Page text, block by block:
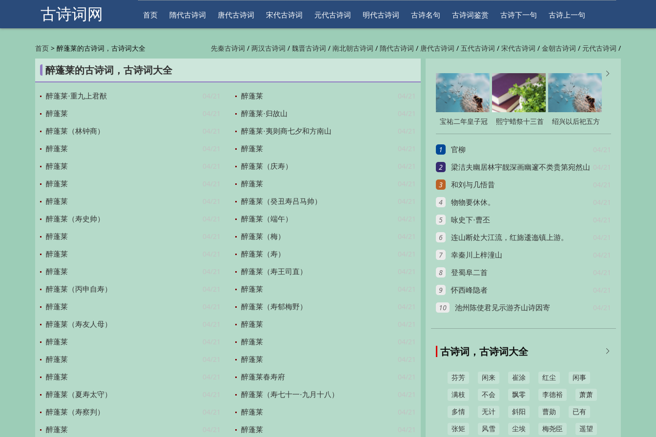
古诗词网 首页 隋代古诗词 唐代古诗词 宋代古诗词 元代古诗词 明代古诗词 古诗名句 古诗词鉴赏 古诗下一句 古诗上一句
先秦古诗词 / 两汉古诗词 / 魏晋古诗词 / 南北朝古诗词 / 隋代古诗词 / 唐代古诗词 / 五代古诗词 / 宋代古诗词 / 金朝古诗词 / 元代古诗词 /
明代古诗词/清代古诗词/近现代古诗词/古诗名句/古诗词鉴赏/古诗下一句/古诗上一句/
首页 > 醉蓬莱的古诗词，古诗词大全
醉蓬莱的古诗词，古诗词大全
04/21
醉蓬莱·重九上君猷 04/21
醉蓬莱
04/21
醉蓬莱 04/21
醉蓬莱·归故山
04/21
醉蓬莱（林钟商） 04/21
醉蓬莱·夷则商七夕和方南山
04/21
醉蓬莱 04/21
醉蓬莱
04/21
醉蓬莱 04/21
醉蓬莱（庆寿）
04/21
醉蓬莱 04/21
醉蓬莱
04/21
醉蓬莱 04/21
醉蓬莱（癸丑寿吕马帅）
04/21
醉蓬莱（寿史帅） 04/21
醉蓬莱（端午）
04/21
醉蓬莱 04/21
醉蓬莱（梅）
04/21
醉蓬莱 04/21
醉蓬莱（寿）
04/21
醉蓬莱 04/21
醉蓬莱（寿王司直）
04/21
醉蓬莱（丙申自寿） 04/21
醉蓬莱
04/21
醉蓬莱 04/21
醉蓬莱（寿郁梅野）
04/21
醉蓬莱（寿友人母） 04/21
醉蓬莱
04/21
醉蓬莱 04/21
醉蓬莱
04/21
醉蓬莱 04/21
醉蓬莱
04/21
醉蓬莱 04/21
醉蓬莱春寿府
04/21
醉蓬莱（夏寿太守） 04/21
醉蓬莱（寿七十一·九月十八）
04/21
醉蓬莱（寿察判） 04/21
醉蓬莱
04/21
醉蓬莱 04/21
醉蓬莱

宝祐二年皇子冠
二十首
熙宁蜡祭十三首
绍兴以后祀五方
帝六十首
1 04/21
官柳
2 04/21
梁洁夫幽居林宇靓深画幽邃不类贵第宛然山
林
3 04/21
和刘与几悟昔
4 04/21
物物要休休。
5 04/21
咏史下·曹丕
6 04/21
连山断处大江流，红旆逶迤镇上游。
7 04/21
幸秦川上梓潼山
8 04/21
登蜀阜二首
9 04/21
怀西峰隐者
10 04/21
池州陈使君见示游齐山诗因寄

古诗词，古诗词大全
芬芳 闲来 崔涂 红尘 闲事
满枝 不会 飘零 李德裕 萧萧
多情 无计 斜阳 曹勋 已有
张矩 风雪 尘埃 梅尧臣 遥望